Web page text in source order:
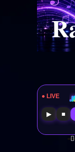
● LIVE
▶ ■